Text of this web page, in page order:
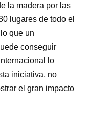
la madera por las
lugares de todo el
que un
conseguir
lo
iniciativa, no
el gran impacto